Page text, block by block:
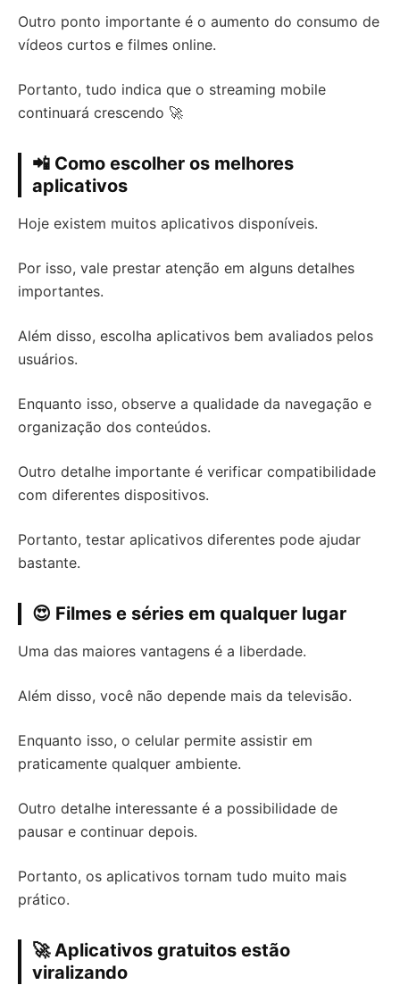
Outro ponto importante é o aumento do consumo de
vídeos curtos e filmes online.
Portanto, tudo indica que o streaming mobile
continuará crescendo 🚀
📲 Como escolher os melhores
aplicativos
Hoje existem muitos aplicativos disponíveis.
Por isso, vale prestar atenção em alguns detalhes
importantes.
Além disso, escolha aplicativos bem avaliados pelos
usuários.
Enquanto isso, observe a qualidade da navegação e
organização dos conteúdos.
Outro detalhe importante é verificar compatibilidade
com diferentes dispositivos.
Portanto, testar aplicativos diferentes pode ajudar
bastante.
😍 Filmes e séries em qualquer lugar
Uma das maiores vantagens é a liberdade.
Além disso, você não depende mais da televisão.
Enquanto isso, o celular permite assistir em
praticamente qualquer ambiente.
Outro detalhe interessante é a possibilidade de
pausar e continuar depois.
Portanto, os aplicativos tornam tudo muito mais
prático.
🚀 Aplicativos gratuitos estão
viralizando